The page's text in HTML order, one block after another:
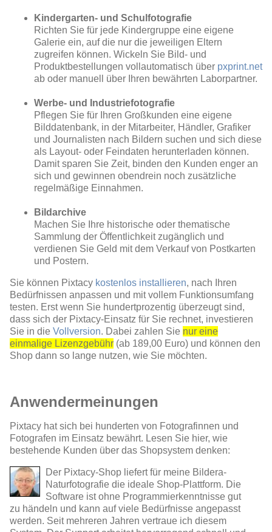
Kindergarten- und Schulfotografie
Richten Sie für jede Kindergruppe eine eigene
Galerie ein, auf die nur die jeweiligen Eltern
zugreifen können. Wickeln Sie Bild- und
Produktbestellungen vollautomatisch über pxprint.net
ab oder manuell über Ihren bewährten Laborpartner.
Werbe- und Industriefotografie
Pflegen Sie für Ihren Großkunden eine eigene
Bilddatenbank, in der Mitarbeiter, Händler, Grafiker
und Journalisten nach Bildern suchen und sich diese
als Layout- oder Feindaten herunterladen können.
Damit sparen Sie Zeit, binden den Kunden enger an
sich und gewinnen obendrein noch zusätzliche
regelmäßige Einnahmen.
Bildarchive
Machen Sie Ihre historische oder thematische
Sammlung der Öffentlichkeit zugänglich und
verdienen Sie Geld mit dem Verkauf von Postkarten
und Postern.
Sie können Pixtacy kostenlos installieren, nach Ihren
Bedürfnissen anpassen und mit vollem Funktionsumfang
testen. Erst wenn Sie hundertprozentig überzeugt sind,
dass sich der Pixtacy-Einsatz für Sie rechnet, investieren
Sie in die Vollversion. Dabei zahlen Sie nur eine
einmalige Lizenzgebühr (ab 189,00 Euro) und können den
Shop dann so lange nutzen, wie Sie möchten.
Anwendermeinungen
Pixtacy hat sich bei hunderten von Fotografinnen und
Fotografen im Einsatz bewährt. Lesen Sie hier, wie
bestehende Kunden über das Shopsystem denken:
Der Pixtacy-Shop liefert für meine Bildera-
Naturfotografie die ideale Shop-Plattform. Die
Software ist ohne Programmierkenntnisse gut
zu händeln und kann auf viele Bedürfnisse angepasst
werden. Seit mehreren Jahren vertraue ich diesem